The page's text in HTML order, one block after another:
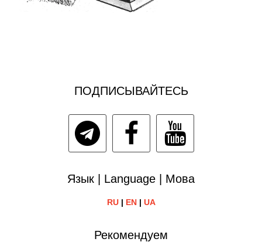
ПОДПИСЫВАЙТЕСЬ
Язык | Language | Мова
RU| EN| UA
Рекомендуем